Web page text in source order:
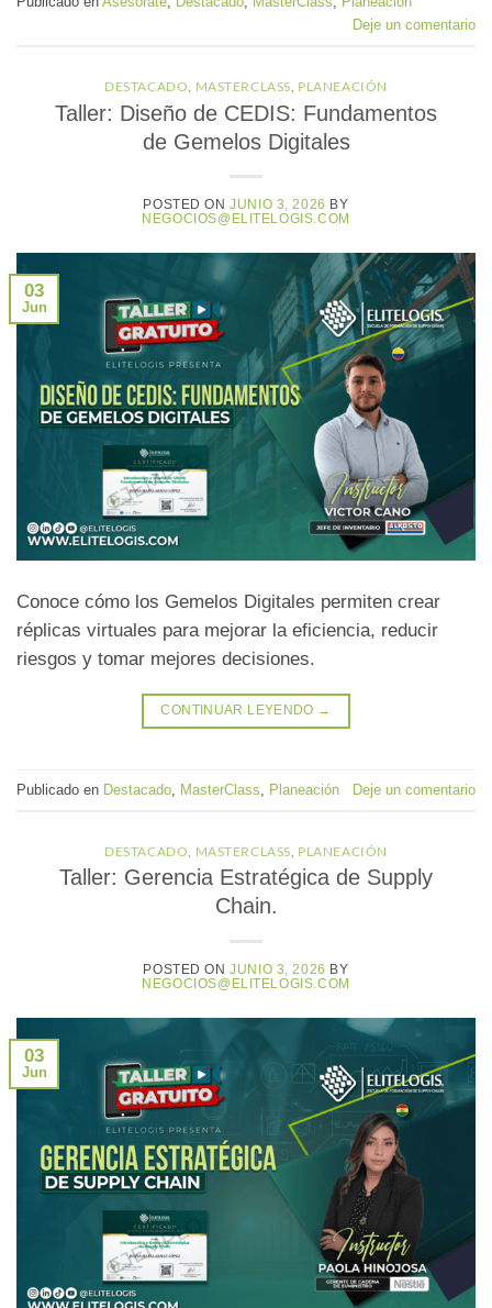
Deje un comentario
DESTACADO MASTERCLASS PLANEACIÓN
Taller: Diseño de CEDIS: Fundamentos
de Gemelos Digitales
POSTED ONJUNIO 3, 2026 BY
NEGOCIOS@ELITELOGIS.COM
03
Jun
Conoce cómo los Gemelos Digitales permiten crear
réplicas virtuales para mejorar la eficiencia, reducir
riesgos y tomar mejores decisiones.
CONTINUAR LEYENDO →
Publicado en Destacado MasterClass Planeación Deje un comentario
DESTACADO MASTERCLASS PLANEACIÓN
Taller: Gerencia Estratégica de Supply
Chain.
POSTED ONJUNIO 3, 2026 BY
NEGOCIOS@ELITELOGIS.COM
03
Jun